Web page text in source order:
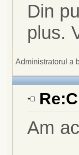
Din
plus.
Administratorul a
Am